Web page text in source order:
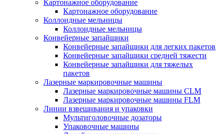
Картонажное оборудование
Картонажное оборудование
Коллоидные мельницы
Коллоидные мельницы
Конвейерные запайщики
Конвейерные запайщики для легких пакетов
Конвейерные запайщики средней тяжести
Конвейерные запайщики для тяжелых
пакетов
Лазерные маркировочные машины
Лазерные маркировочные машины CLM
Лазерные маркировочные машины FLM
Линии взвешивания и упаковки
Мультиголовочные дозаторы
Упаковочные машины